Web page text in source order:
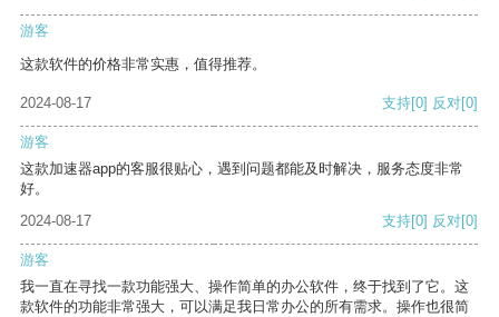
游客
这款软件的价格非常实惠，值得推荐。
2024-08-17 支持[0] 反对[0]
游客
这款加速器app的客服很贴心，遇到问题都能及时解决，服务态度非常
好。
2024-08-17
支持[0] 反对[0]
游客
我一直在寻找一款功能强大、操作简单的办公软件，终于找到了它。这
款软件的功能非常强大，可以满足我日常办公的所有需求。操作也很简